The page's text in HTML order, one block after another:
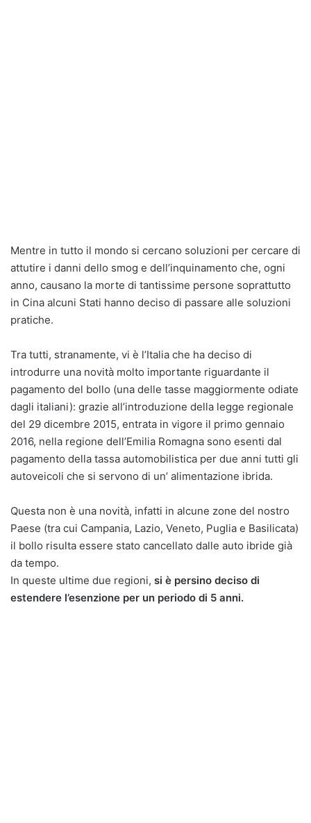
Mentre in tutto il mondo si cercano soluzioni per cercare di
attutire i danni dello smog e dell’inquinamento che, ogni
anno, causano la morte di tantissime persone soprattutto
in Cina alcuni Stati hanno deciso di passare alle soluzioni
pratiche.
Tra tutti, stranamente, vi è l’Italia che ha deciso di
introdurre una novità molto importante riguardante il
pagamento del bollo (una delle tasse maggiormente odiate
dagli italiani): grazie all’introduzione della legge regionale
del 29 dicembre 2015, entrata in vigore il primo gennaio
2016, nella regione dell’Emilia Romagna sono esenti dal
pagamento della tassa automobilistica per due anni tutti gli
autoveicoli che si servono di un’ alimentazione ibrida.
Questa non è una novità, infatti in alcune zone del nostro
Paese (tra cui Campania, Lazio, Veneto, Puglia e Basilicata)
il bollo risulta essere stato cancellato dalle auto ibride già
da tempo.
In queste ultime due regioni, si è persino deciso di
estendere l’esenzione per un periodo di 5 anni.